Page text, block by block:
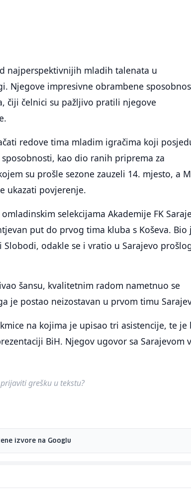
najperspektivnijih mladih talenata u
Njegove impresivne obrambene
čiji čelnici su pažljivo pratili njegove
redove tima mladim igračima koji
kao dio ranih priprema za
su prošle sezone zauzeli 14. mjesto, a
ukazati povjerenje.
selekcijama Akademije FK
put do prvog tima kluba s Koševa. Bio
odakle se i vratio u Sarajevo
šansu, kvalitetnim radom nametnuo se
je postao neizostavan u prvom timu
na kojima je upisao tri asistencije, te je
BiH. Njegov ugovor sa Sarajevom
grešku u tekstu?
izvore na Googlu